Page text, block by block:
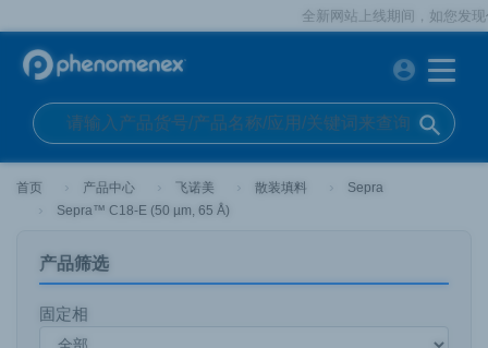
全新网站上线期间，如您发现任
search
account_circle
首页 产品中心 飞诺美 散装填料
Sepra
Sepra™ C18-E (50 µm, 65 Å)
产品筛选
固定相